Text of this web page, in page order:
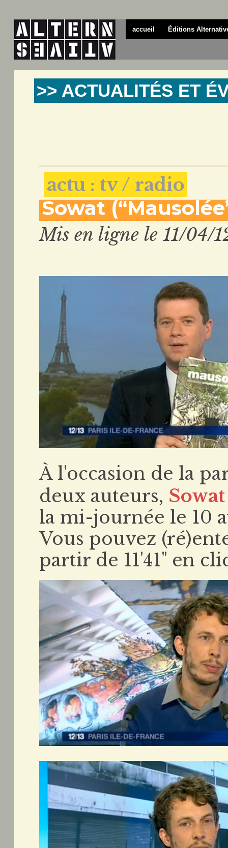
accueil Éditions
>> ACTUALITÉS ET
actu : tv / radio
Sowat
Mis en ligne le 11/04/
À l'occasion de la
deux auteurs, Sowat
la mi-journée le 10
Vous pouvez
partir de 11'41" en